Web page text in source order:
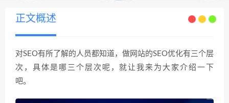
正文概述
对SEO有所了解的人员都知道，做网站的SEO优化有三个层
次，具体是哪三个层次呢，就让我来为大家介绍一下
吧。